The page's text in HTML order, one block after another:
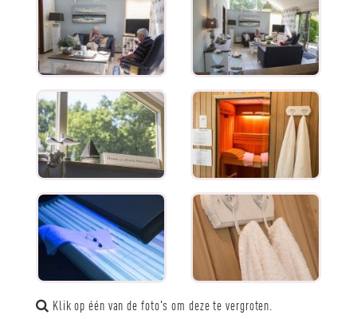
Klik op één van de foto's om deze te vergroten.